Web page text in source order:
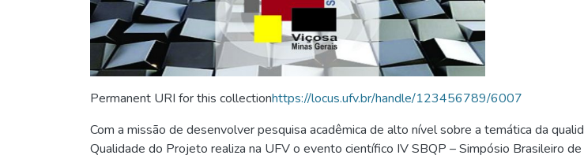
Permanent URI for this collectionhttps://locus.ufv.br/handle/123456789/6007
Com a missão de desenvolver pesquisa acadêmica de alto nível sobre a temática da
Qualidade do Projeto realiza na UFV o evento científico IV SBQP – Simpósio Brasileiro